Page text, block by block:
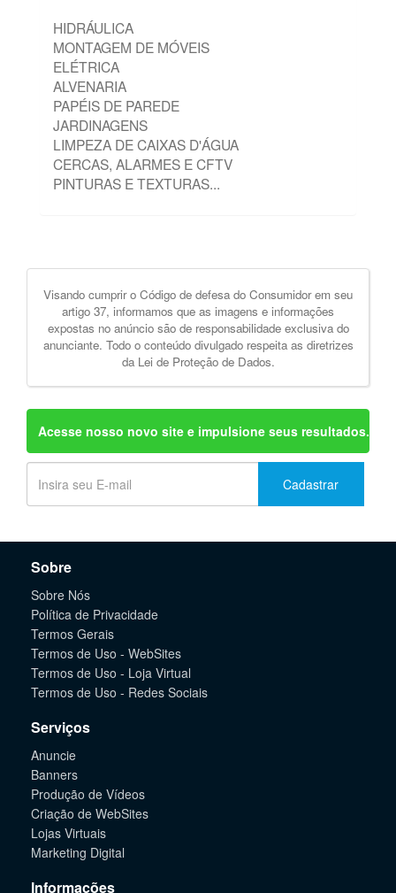
HIDRÁULICA
MONTAGEM DE MÓVEIS
ELÉTRICA
ALVENARIA
PAPÉIS DE PAREDE
JARDINAGENS
LIMPEZA DE CAIXAS D'ÁGUA
CERCAS, ALARMES E CFTV
PINTURAS E TEXTURAS...
Visando cumprir o Código de defesa do Consumidor em seu
artigo 37, informamos que as imagens e informações
expostas no anúncio são de responsabilidade exclusiva do
anunciante. Todo o conteúdo divulgado respeita as diretrizes
da Lei de Proteção de Dados.
Acesse nosso novo site e impulsione seus resultados.
Cadastrar
Sobre
Sobre Nós
Política de Privacidade
Termos Gerais
Termos de Uso - WebSites
Termos de Uso - Loja Virtual
Termos de Uso - Redes Sociais
Serviços
Anuncie
Banners
Produção de Vídeos
Criação de WebSites
Lojas Virtuais
Marketing Digital
Informações